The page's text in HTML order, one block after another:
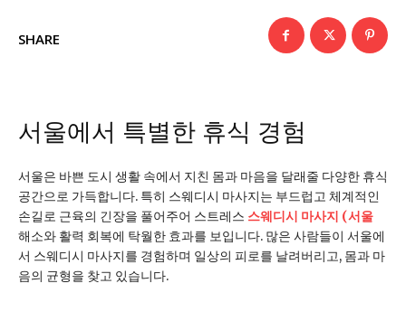
SHARE
서울에서 특별한 휴식 경험
서울은 바쁜 도시 생활 속에서 지친 몸과 마음을 달래줄 다양한 휴식
공간으로 가득합니다. 특히 스웨디시 마사지는 부드럽고 체계적인
손길로 근육의 긴장을 풀어주어 스트레스 스웨디시 마사지 (서울
해소와 활력 회복에 탁월한 효과를 보입니다. 많은 사람들이 서울에
서 스웨디시 마사지를 경험하며 일상의 피로를 날려버리고, 몸과 마
음의 균형을 찾고 있습니다.